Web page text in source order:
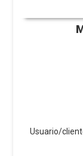
Usuario/